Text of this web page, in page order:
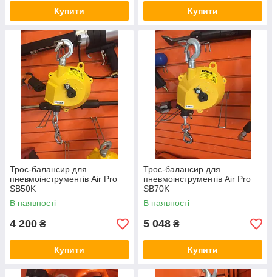
Купити Купити
Трос-балансир для
пневмоінструментів Air Pro
SB50K
В наявності
4 200 ₴
Купити
Трос-балансир для
пневмоінструментів Air Pro
SB70K
В наявності
5 048 ₴
Купити